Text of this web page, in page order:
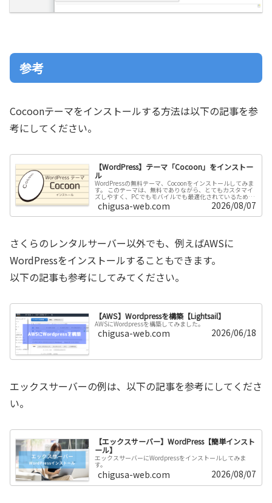
参考
Cocoonテーマをインストールする方法は以下の記事を参
考にしてください。
【WordPress】テーマ「Cocoon」をインストー
ル
WordPressの無料テーマ、Cocoonをインストールしてみま
す。 このテーマは、無料でありながら、とてもカスタマイ
ズしやすく、PCでもモバイルでも最適化されているため、
非常に便利です。 紹介とインストール方法を詳しくまとめ
ました。
chigusa-web.com 2026/08/07
さくらのレンタルサーバー以外でも、例えばAWSに
WordPressをインストールすることもできます。
以下の記事も参考にしてみてください。
【AWS】Wordpressを構築【Lightsail】
AWSにWordpressを構築してみました。
chigusa-web.com 2026/06/18
エックスサーバーの例は、以下の記事を参考にしてくださ
い。
【エックスサーバー】WordPress【簡単インスト
ール】
エックスサーバーにWordpressをインストールしてみま
す。
chigusa-web.com 2026/08/07